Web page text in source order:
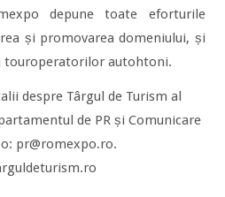
depune toate eforturile
și promovarea domeniului, și
touroperatorilor autohtoni.
despre Târgul de Turism al
de PR și Comunicare
pr@romexpo.ro.